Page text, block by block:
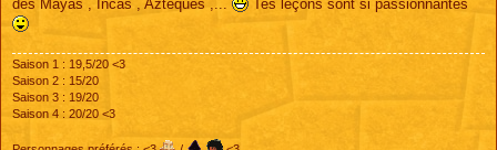
a
g
e
des Mayas , Incas , Aztèques ,...
Tes leçons sont si passionnantes
Saison 1 : 19,5/20 <3
Saison 2 : 15/20
Saison 3 : 19/20
Saison 4 : 20/20 <3